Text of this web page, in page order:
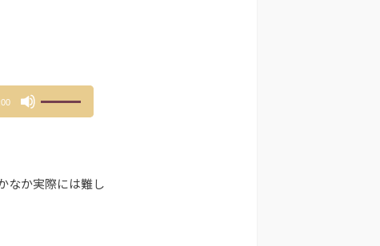
調
なか実際には難し